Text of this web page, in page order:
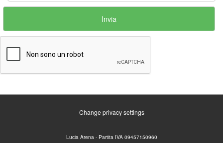
Change privacy settings
Lucia Arena - Partita IVA 09457150960